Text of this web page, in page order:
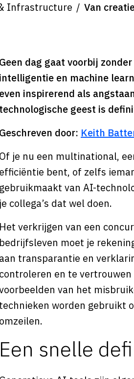
Infrastructure Van
Geen dag gaat voorbij
intelligentie en machine
even inspirerend als
technologische geest is
Geschreven door: Keith
Of je nu een multinational,
efficiëntie bent, of zelfs
gebruikmaakt van AI-
je collega’s dat wel doen.
Het verkrijgen van een
bedrijfsleven moet je
aan transparantie en
controleren en te
van het
technieken worden gebruikt
omzeilen.
Een snelle